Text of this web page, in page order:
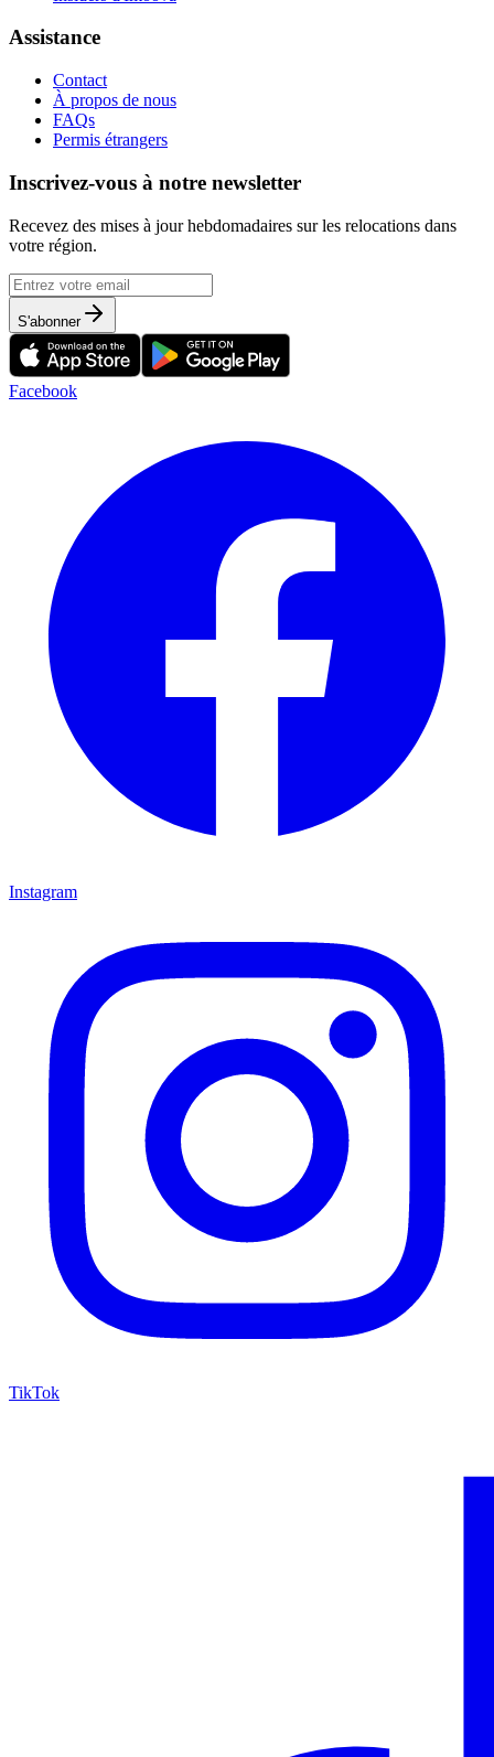
Assistance
Contact
À propos de nous
FAQs
Permis étrangers
Inscrivez-vous à notre newsletter
Recevez des mises à jour hebdomadaires sur les relocations dans
votre région.
S'abonner
Facebook
Instagram
TikTok